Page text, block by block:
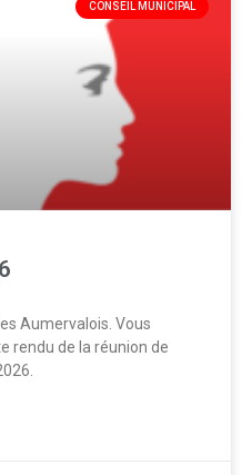
CONSEIL MUNICIPAL
Aumervalois. Vous
rendu de la réunion de